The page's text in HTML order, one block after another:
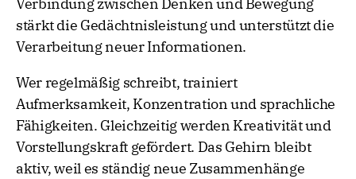
Verbindung zwischen Denken und Bewegung
stärkt die Gedächtnisleistung und unterstützt die
Verarbeitung neuer Informationen.
Wer regelmäßig schreibt, trainiert
Aufmerksamkeit, Konzentration und sprachliche
Fähigkeiten. Gleichzeitig werden Kreativität und
Vorstellungskraft gefördert. Das Gehirn bleibt
aktiv, weil es ständig neue Zusammenhänge